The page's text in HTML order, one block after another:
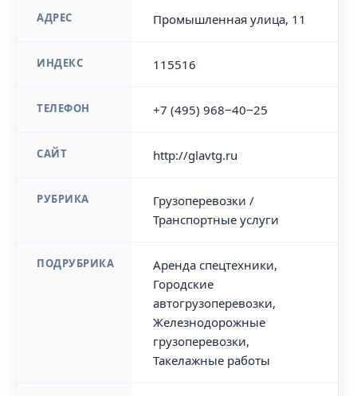
АДРЕС Промышленная улица, 11
ИНДЕКС 115516
ТЕЛЕФОН +7 (495) 968‒40‒25
САЙТ http://glavtg.ru
РУБРИКА
Грузоперевозки /
Транспортные услуги
ПОДРУБРИКА
Аренда спецтехники,
Городские
автогрузоперевозки,
Железнодорожные
грузоперевозки,
Такелажные работы